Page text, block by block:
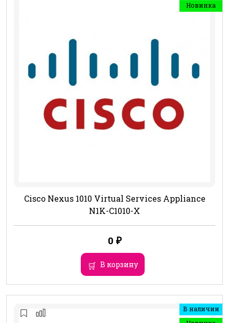
Новинка
Cisco Nexus 1010 Virtual Services Appliance
N1K-C1010-X
0 ₽
В корзину
В наличии